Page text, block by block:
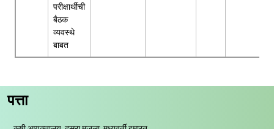
परीक्षार्थीची
बैठक
व्यवस्थे
बाबत
पत्ता